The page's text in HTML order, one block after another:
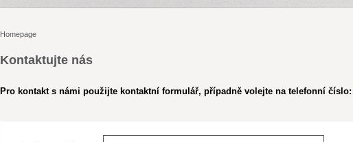
Homepage
Kontaktujte nás
Pro kontakt s námi použijte kontaktní formulář, případně volejte na telefonní číslo: